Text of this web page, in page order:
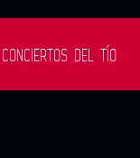
DEL TÍO